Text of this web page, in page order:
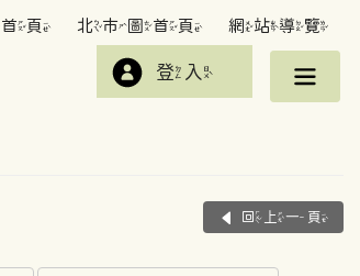
頁 北市圖首頁 網站導覽
登入
回上一頁